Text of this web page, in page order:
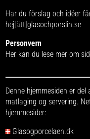
Har du förslag och idéer
hej[ätt]glasochporslin.se
Personvern
Her kan du lese mer om
Denne hjemmesiden er
matlaging og servering.
hjemmesider:
Glasogporcelaen.dk